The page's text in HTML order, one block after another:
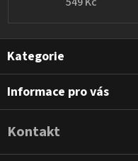
Z
p
Kategorie
Informace pro vás
Kontakt